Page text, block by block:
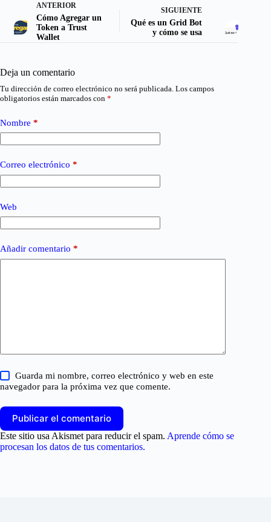
ANTERIOR
Cómo Agregar un
Token a Trust
Wallet
SIGUIENTE
Qué es un Grid Bot
y cómo se usa
Deja un comentario
Tu dirección de correo electrónico no será publicada. Los campos
obligatorios están marcados con *
Nombre *
Correo electrónico *
Web
Añadir comentario *
Guarda mi nombre, correo electrónico y web en este
navegador para la próxima vez que comente.
Publicar el comentario
Este sitio usa Akismet para reducir el spam. Aprende cómo se
procesan los datos de tus comentarios.